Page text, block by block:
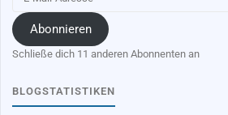
Mail-
Adresse
Abonnieren
Schließe dich 11 anderen Abonnenten an
BLOGSTATISTIKEN